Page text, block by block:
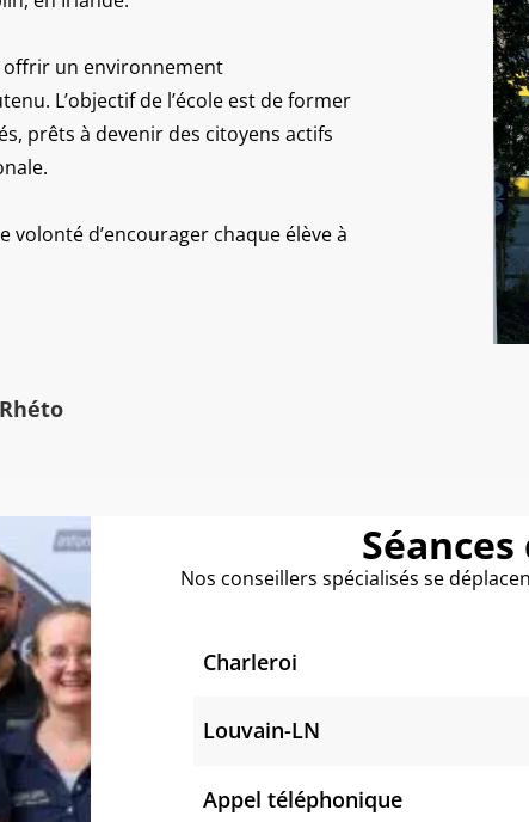
un environnement
L’objectif de l’école est de former
prêts à devenir des citoyens actifs
volonté d’encourager chaque élève à
Nos conseillers spécialisés se
Charleroi
Louvain-LN
Appel téléphonique